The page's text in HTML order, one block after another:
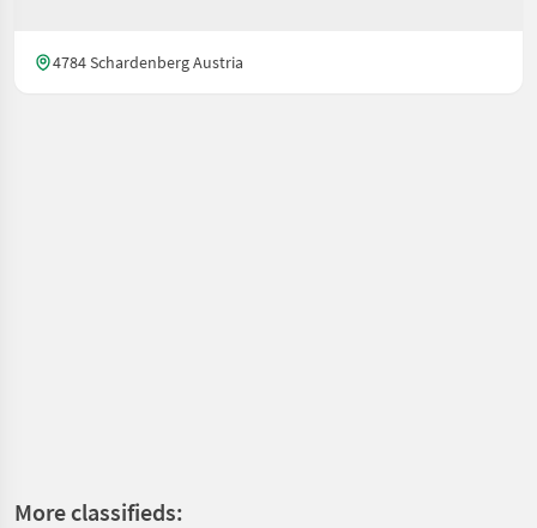
4784 Schardenberg Austria
More classifieds: